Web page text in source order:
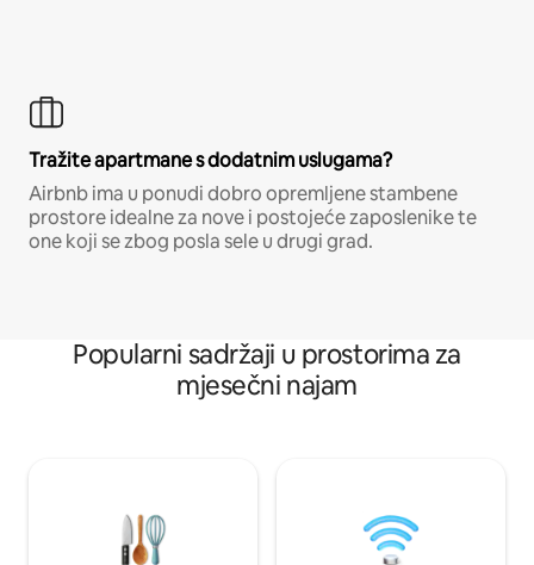
Tražite apartmane s dodatnim uslugama?
Airbnb ima u ponudi dobro opremljene stambene
prostore idealne za nove i postojeće zaposlenike te
one koji se zbog posla sele u drugi grad.
Popularni sadržaji u prostorima za
mjesečni najam